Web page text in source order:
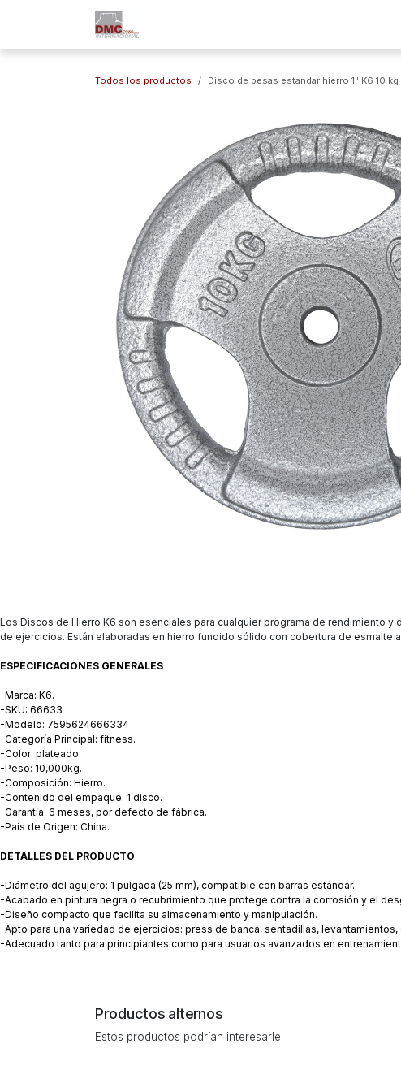
Todos los productos Disco de pesas estandar hierro 1" K6 10 kg
Los Discos de Hierro K6 son esenciales para cualquier programa de rendimiento
de ejercicios. Están elaboradas en hierro fundido sólido con cobertura de esmalte
ESPECIFICACIONES GENERALES
-Marca: K6.
-SKU: 66633
-Modelo: 7595624666334
-Categoría Principal: fitness.
-Color: plateado.
-Peso: 10,000kg.
-Composición: Hierro.
-Contenido del empaque: 1 disco.
-Garantía: 6 meses, por defecto de fábrica.
-País de Origen: China.
DETALLES DEL PRODUCTO
-Diámetro del agujero: 1 pulgada (25 mm), compatible con barras estándar.
-Acabado en pintura negra o recubrimiento que protege contra la corrosión y el
-Diseño compacto que facilita su almacenamiento y manipulación.
-Apto para una variedad de ejercicios: press de banca, sentadillas, levantamientos,
-Adecuado tanto para principiantes como para usuarios avanzados en
Productos alternos
Estos productos podrían interesarle